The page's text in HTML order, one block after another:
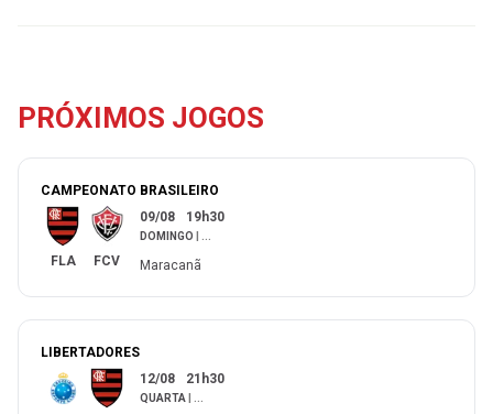
PRÓXIMOS JOGOS
CAMPEONATO BRASILEIRO
FLA FCV
09/08 19h30
DOMINGO
Maracanã
LIBERTADORES
12/08 21h30
QUARTA